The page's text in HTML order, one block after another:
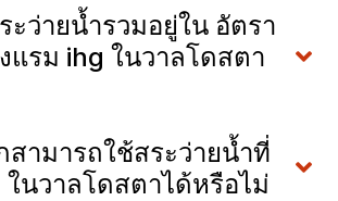
ะว่ายน้ำรวมอยู่ใน อัตรา
แรม ihg ในวาลโดสตา
ามารถใช้สระว่ายน้ำที่
ในวาลโดสตาได้หรือไม่